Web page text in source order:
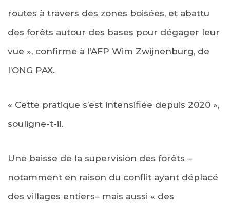
routes à travers des zones boisées, et abattu
des forêts autour des bases pour dégager leur
vue », confirme à l’AFP Wim Zwijnenburg, de
l’ONG PAX.
« Cette pratique s’est intensifiée depuis 2020 »,
souligne-t-il.
Une baisse de la supervision des forêts –
notamment en raison du conflit ayant déplacé
des villages entiers– mais aussi « des